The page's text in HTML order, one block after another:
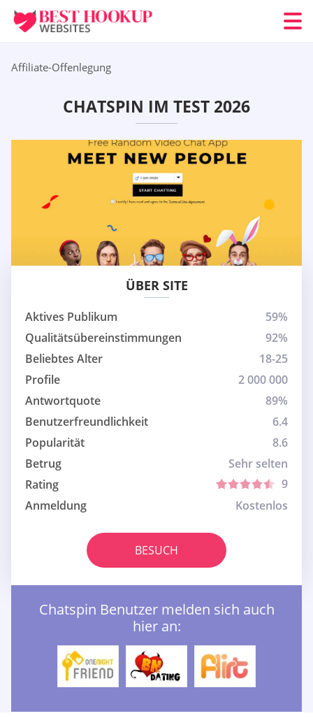
Affiliate-Offenlegung
CHATSPIN IM TEST 2026
ÜBER SITE
Aktives Publikum
59%
Qualitätsübereinstimmungen
92%
Beliebtes Alter
18-25
Profile
2 000 000
Antwortquote
89%
Benutzerfreundlichkeit
6.4
Popularität
8.6
Betrug
Sehr selten
Rating
9
Anmeldung
Kostenlos
BESUCH
Chatspin Benutzer melden sich auch
hier an: